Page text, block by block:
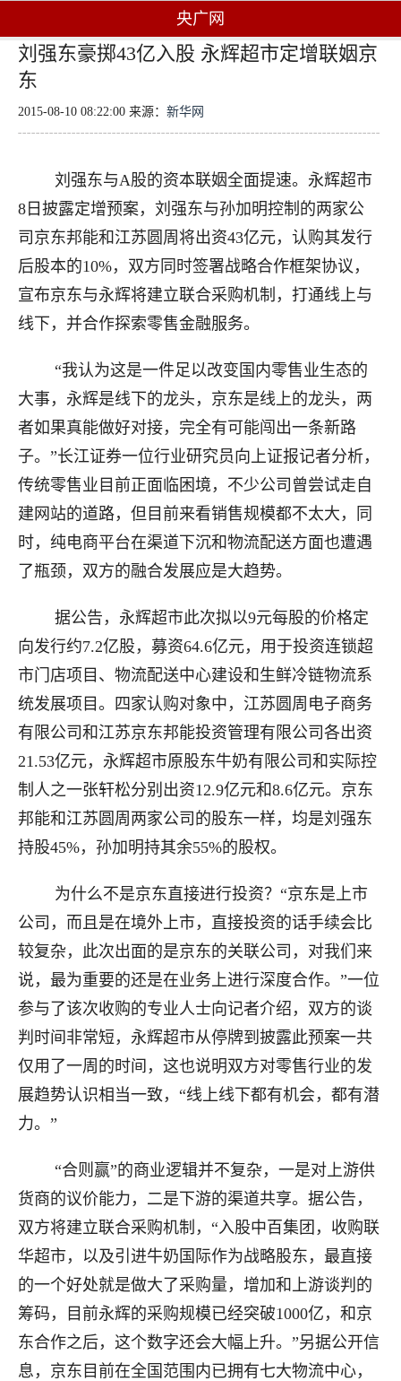
央广网
刘强东豪掷43亿入股 永辉超市定增联姻京
东
2015-08-10 08:22:00 来源： 新华网
刘强东与A股的资本联姻全面提速。永辉超市
8日披露定增预案，刘强东与孙加明控制的两家公
司京东邦能和江苏圆周将出资43亿元，认购其发行
后股本的10%，双方同时签署战略合作框架协议，
宣布京东与永辉将建立联合采购机制，打通线上与
线下，并合作探索零售金融服务。
“我认为这是一件足以改变国内零售业生态的
大事，永辉是线下的龙头，京东是线上的龙头，两
者如果真能做好对接，完全有可能闯出一条新路
子。”长江证券一位行业研究员向上证报记者分析，
传统零售业目前正面临困境，不少公司曾尝试走自
建网站的道路，但目前来看销售规模都不太大，同
时，纯电商平台在渠道下沉和物流配送方面也遭遇
了瓶颈，双方的融合发展应是大趋势。
据公告，永辉超市此次拟以9元每股的价格定
向发行约7.2亿股，募资64.6亿元，用于投资连锁超
市门店项目、物流配送中心建设和生鲜冷链物流系
统发展项目。四家认购对象中，江苏圆周电子商务
有限公司和江苏京东邦能投资管理有限公司各出资
21.53亿元，永辉超市原股东牛奶有限公司和实际控
制人之一张轩松分别出资12.9亿元和8.6亿元。京东
邦能和江苏圆周两家公司的股东一样，均是刘强东
持股45%，孙加明持其余55%的股权。
为什么不是京东直接进行投资？“京东是上市
公司，而且是在境外上市，直接投资的话手续会比
较复杂，此次出面的是京东的关联公司，对我们来
说，最为重要的还是在业务上进行深度合作。”一位
参与了该次收购的专业人士向记者介绍，双方的谈
判时间非常短，永辉超市从停牌到披露此预案一共
仅用了一周的时间，这也说明双方对零售行业的发
展趋势认识相当一致，“线上线下都有机会，都有潜
力。”
“合则赢”的商业逻辑并不复杂，一是对上游供
货商的议价能力，二是下游的渠道共享。据公告，
双方将建立联合采购机制，“入股中百集团，收购联
华超市，以及引进牛奶国际作为战略股东，最直接
的一个好处就是做大了采购量，增加和上游谈判的
筹码，目前永辉的采购规模已经突破1000亿，和京
东合作之后，这个数字还会大幅上升。”另据公开信
息，京东目前在全国范围内已拥有七大物流中心，